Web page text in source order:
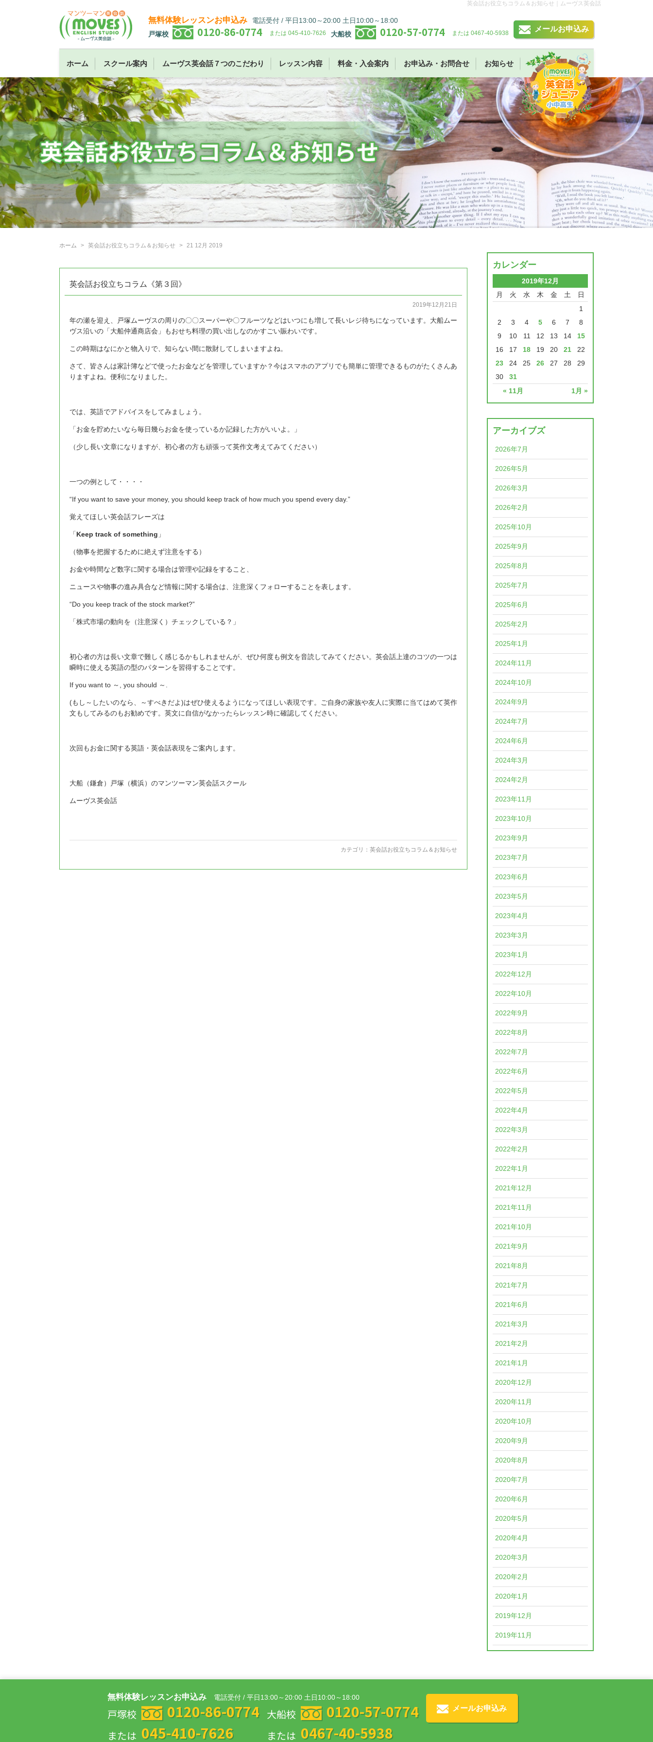
英会話お役立ちコラム＆お知らせ｜ムーヴス英会話
無料体験レッスンお申込み
電話受付 / 平日13:00～20:00 土日10:00～18:00
戸塚校
0120-86-0774 または 045-410-7626 大船校 0120-57-0774 または 0467-40-5938
メールお申込み
ホーム スクール案内 ムーヴス英会話７つのこだわり レッスン内容 料金・入会案内 お申込み・お問合せ お知らせ
ホーム 英会話お役立ちコラム＆お知らせ 21 12月 2019
英会話お役立ちコラム《第３回》
2019年12月21日
年の瀬を迎え、戸塚ムーヴスの周りの〇〇スーパーや〇フルーツなどはいつにも増して長いレジ待ちになっています。大船ムー
ヴス沿いの「大船仲通商店会」もおせち料理の買い出しなのかすごい賑わいです。
この時期はなにかと物入りで、知らない間に散財してしまいますよね。
さて、皆さんは家計簿などで使ったお金などを管理していますか？今はスマホのアプリでも簡単に管理できるものがたくさんあ
りますよね。便利になりました。
では、英語でアドバイスをしてみましょう。
「お金を貯めたいなら毎日幾らお金を使っているか記録した方がいいよ。」
（少し長い文章になりますが、初心者の方も頑張って英作文考えてみてください）
一つの例として・・・・
“If you want to save your money, you should keep track of how much you spend every day.”
覚えてほしい英会話フレーズは
「Keep track of something 」
（物事を把握するために絶えず注意をする）
お金や時間など数字に関する場合は管理や記録をすること、
ニュースや物事の進み具合など情報に関する場合は、注意深くフォローすることを表します。
“Do you keep track of the stock market?”
「株式市場の動向を（注意深く）チェックしている？」
初心者の方は長い文章で難しく感じるかもしれませんが、ぜひ何度も例文を音読してみてください。英会話上達のコツの一つは
瞬時に使える英語の型のパターンを習得することです。
If you want to ～, you should ～.
(もし～したいのなら、～すべきだよ)はぜひ使えるようになってほしい表現です。ご自身の家族や友人に実際に当てはめて英作
文もしてみるのもお勧めです。英文に自信がなかったらレッスン時に確認してください。
次回もお金に関する英語・英会話表現をご案内します。
大船（鎌倉）戸塚（横浜）のマンツーマン英会話スクール
ムーヴス英会話
カテゴリ： 英会話お役立ちコラム＆お知らせ
カレンダー
2019年12月
月
火 水 木 金 土 日
« 11月 1月 »
1
2
3 4 5 6 7
8
9
10 11 12 13 14
15
16
17 18 19 20 21
22
23
24 25 26 27 28
29
30
31
アーカイブズ
2026年7月
2026年5月
2026年3月
2026年2月
2025年10月
2025年9月
2025年8月
2025年7月
2025年6月
2025年2月
2025年1月
2024年11月
2024年10月
2024年9月
2024年7月
2024年6月
2024年3月
2024年2月
2023年11月
2023年10月
2023年9月
2023年7月
2023年6月
2023年5月
2023年4月
2023年3月
2023年1月
2022年12月
2022年10月
2022年9月
2022年8月
2022年7月
2022年6月
2022年5月
2022年4月
2022年3月
2022年2月
2022年1月
2021年12月
2021年11月
2021年10月
2021年9月
2021年8月
2021年7月
2021年6月
2021年3月
2021年2月
2021年1月
2020年12月
2020年11月
2020年10月
2020年9月
2020年8月
2020年7月
2020年6月
2020年5月
2020年4月
2020年3月
2020年2月
2020年1月
2019年12月
2019年11月
無料体験レッスンお申込み 電話受付 / 平日13:00～20:00 土日10:00～18:00
戸塚校 0120-86-0774
または 045-410-7626
大船校 0120-57-0774
または 0467-40-5938
メールお申込み